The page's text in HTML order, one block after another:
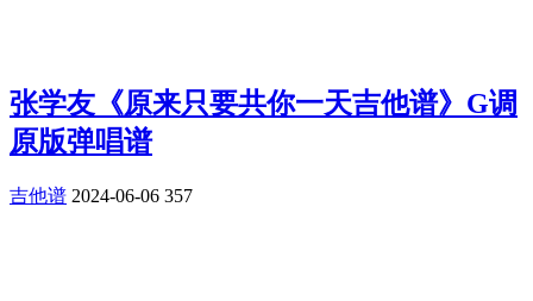
张学友《原来只要共你一天吉他谱》G调
原版弹唱谱
吉他谱 2024-06-06 357